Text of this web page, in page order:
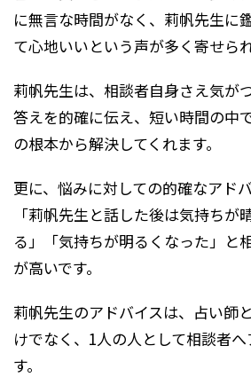
に無言な時間がなく、莉帆先生に
て心地いいという声が多く寄せられ
莉帆先生は、相談者自身さえ気が
答えを的確に伝え、短い時間の中
の根本から解決してくれます。
更に、悩みに対しての的確なアド
「莉帆先生と話した後は気持ちが
る」「気持ちが明るくなった」と
が高いです。
莉帆先生のアドバイスは、占い師
けでなく、1人の人として相談者
す。